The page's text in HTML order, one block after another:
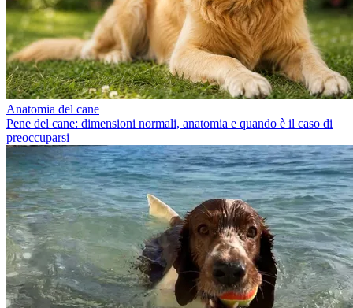
Anatomia del cane
Pene del cane: dimensioni normali, anatomia e quando è il caso di
preoccuparsi